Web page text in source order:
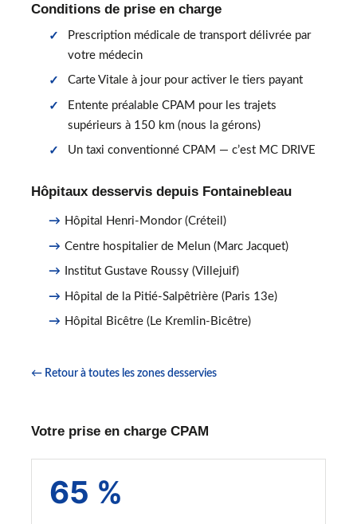
Conditions de prise en charge
Prescription médicale de transport délivrée par
votre médecin
Carte Vitale à jour pour activer le tiers payant
Entente préalable CPAM pour les trajets
supérieurs à 150 km (nous la gérons)
Un taxi conventionné CPAM — c’est MC DRIVE
Hôpitaux desservis depuis Fontainebleau
Hôpital Henri-Mondor (Créteil)
Centre hospitalier de Melun (Marc Jacquet)
Institut Gustave Roussy (Villejuif)
Hôpital de la Pitié-Salpêtrière (Paris 13e)
Hôpital Bicêtre (Le Kremlin-Bicêtre)
← Retour à toutes les zones desservies
Votre prise en charge CPAM
65 %